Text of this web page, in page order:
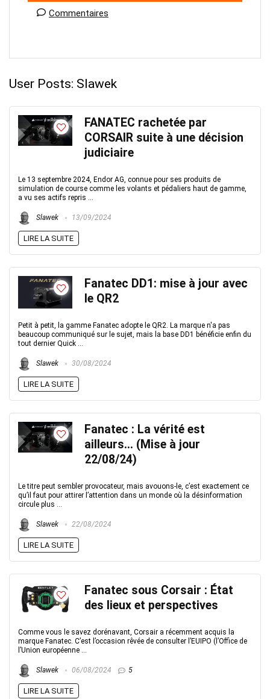
Commentaires
User Posts: Slawek
FANATEC rachetée par
CORSAIR suite à une décision
judiciaire
Le 13 septembre 2024, Endor AG, connue pour ses produits de
simulation de course comme les volants et pédaliers haut de gamme,
a vu ses actifs repris ...
Slawek 13/09/2024
LIRE LA SUITE
Fanatec DD1: mise à jour avec
le QR2
Petit à petit, la gamme Fanatec adopte le QR2. La marque n'a pas
beaucoup communiqué sur le sujet, mais la base DD1 bénéficie enfin du
tout dernier Quick ...
Slawek 30/08/2024
LIRE LA SUITE
Fanatec : La vérité est
ailleurs… (Mise à jour
22/08/24)
Le titre peut sembler provocateur, mais avouons-le, c’est exactement ce
qu’il faut pour attirer l’attention dans un monde où la désinformation
circule plus ...
Slawek 22/08/2024
LIRE LA SUITE
Fanatec sous Corsair : État
des lieux et perspectives
Comme vous le savez dorénavant, Corsair a récemment acquis la
marque Fanatec. C’est l’occasion rêvée de consulter l’EUIPO (l’Office de
l’Union européenne ...
Slawek 06/08/2024 5
LIRE LA SUITE